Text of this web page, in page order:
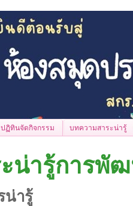
ปฏิทินจัดกิจกรรม บทความสาระน่ารู้
น่ารู้การพั
น่ารู้